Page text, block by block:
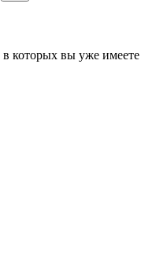
в которых вы уже имеете